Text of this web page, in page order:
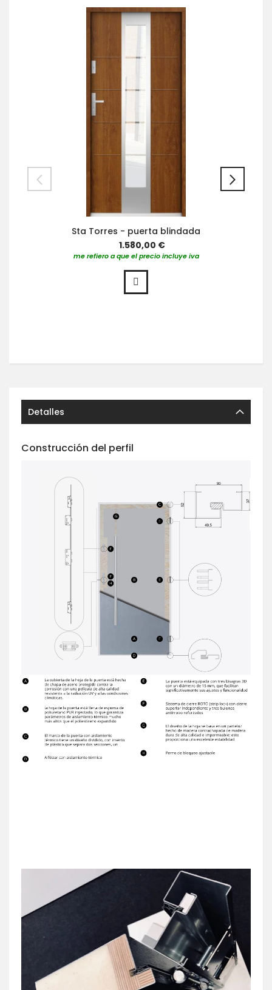
Sta Torres - puerta blindada
1.580,00 €
me refiero a que el precio incluye iva
Detalles
Construcción del perfil